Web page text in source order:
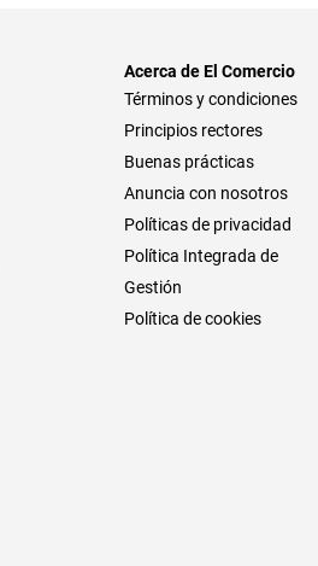
Acerca de El Comercio
Términos y condiciones
Principios rectores
Buenas prácticas
Anuncia con nosotros
Políticas de privacidad
Política Integrada de
Gestión
Política de cookies